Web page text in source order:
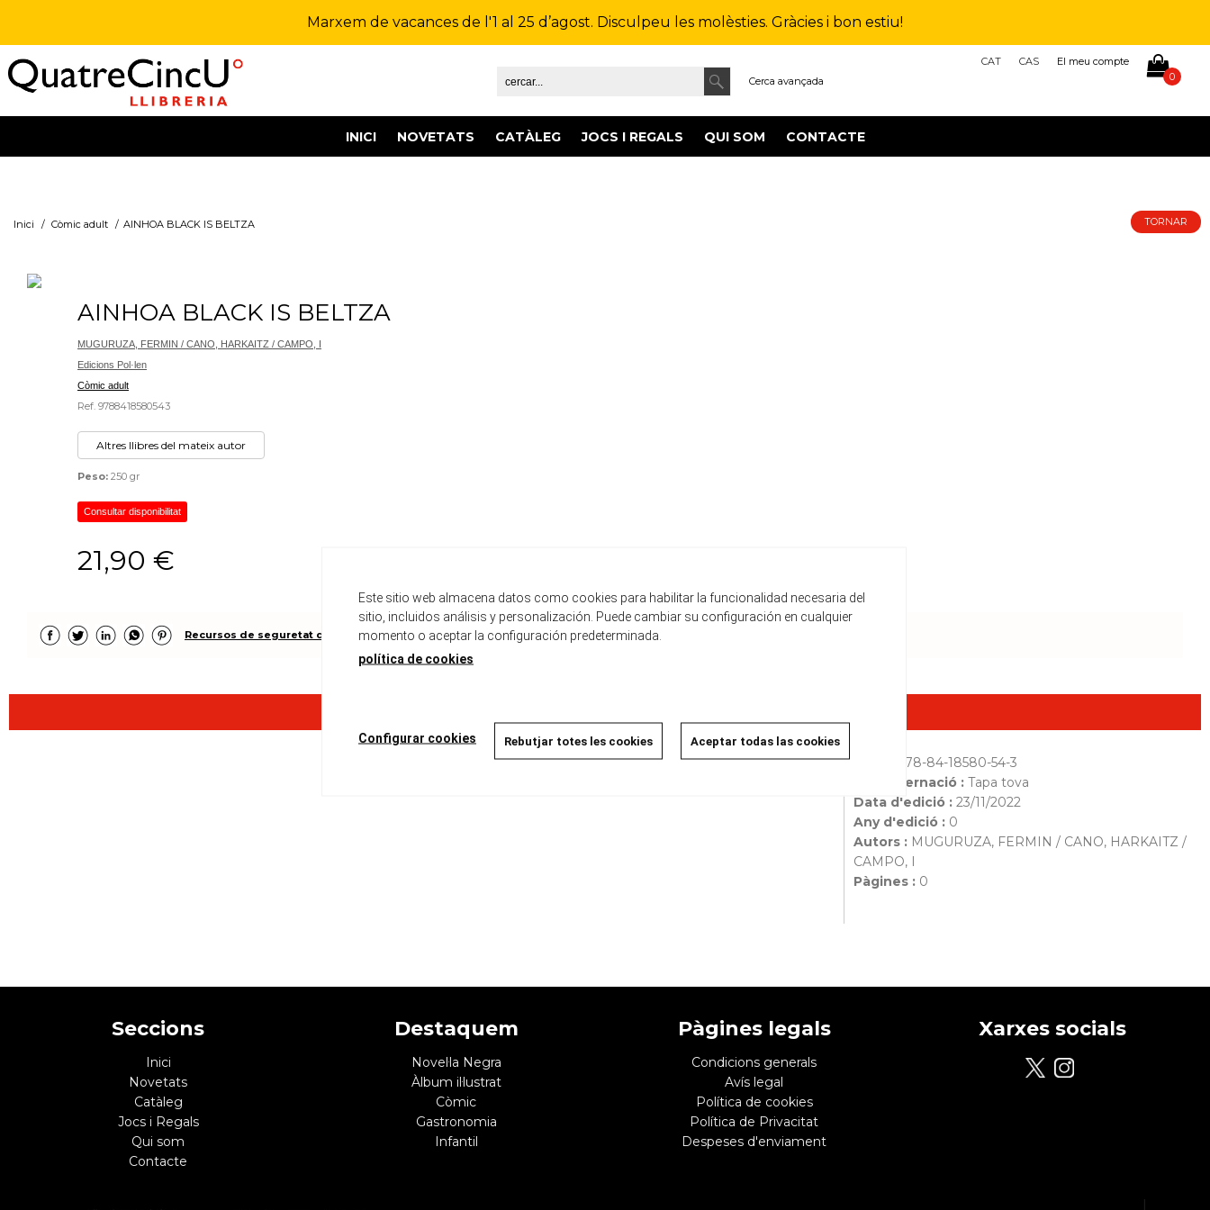
Marxem de vacances de l'1 al 25 d’agost. Disculpeu les molèsties. Gràcies i bon estiu!
CAT CAS
El meu compte
0
INICI NOVETATS CATÀLEG JOCS I REGALS QUI SOM CONTACTE
Cerca avançada
Inici / Còmic adult / AINHOA BLACK IS BELTZA TORNAR
AINHOA BLACK IS BELTZA
MUGURUZA, FERMIN / CANO, HARKAITZ / CAMPO, I
Edicions Pol·len
Còmic adult
Ref. 9788418580543
Altres llibres del mateix autor
Peso: 250 gr
Consultar disponibilitat
21,90 €
Recursos de seguretat del producte
978-84-18580-54-3
Encuadernació : Tapa tova
Data d'edició : 23/11/2022
Any d'edició : 0
Autors : MUGURUZA, FERMIN / CANO, HARKAITZ /
CAMPO, I
Pàgines : 0
Seccions
Inici
Novetats
Catàleg
Jocs i Regals
Qui som
Contacte
Destaquem
Novel·la Negra
Àlbum il·lustrat
Còmic
Gastronomia
Infantil
Pàgines legals
Condicions generals
Avís legal
Política de cookies
Política de Privacitat
Despeses d'enviament
Xarxes socials
Este sitio web almacena datos como cookies para habilitar la funcionalidad necesaria del
sitio, incluidos análisis y personalización. Puede cambiar su configuración en cualquier
momento o aceptar la configuración predeterminada.
política de cookies
Configurar cookies Rebutjar totes les cookies Aceptar todas las cookies